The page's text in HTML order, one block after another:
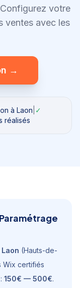
Configurez votre
ventes avec les
→
à Laon ✓
réalisés
Paramétrage
Laon (Hauts-de-
Wix certifiés
150€ — 500€.